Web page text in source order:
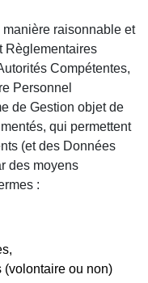
manière raisonnable et
Règlementaires
Compétentes,
Personnel
de Gestion objet de
qui permettent
(et des Données
des moyens
:
ou non)